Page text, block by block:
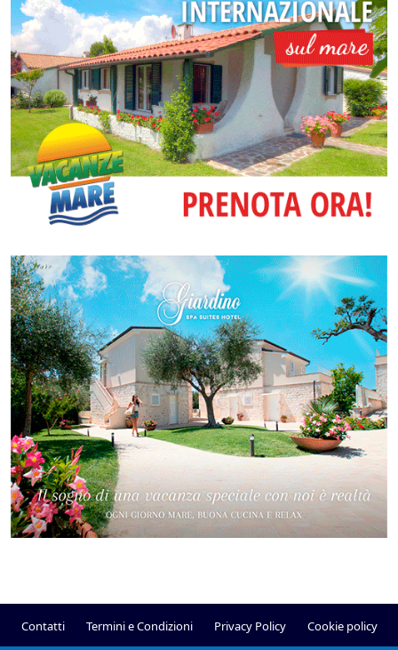
Contatti Termini e Condizioni Privacy Policy Cookie policy